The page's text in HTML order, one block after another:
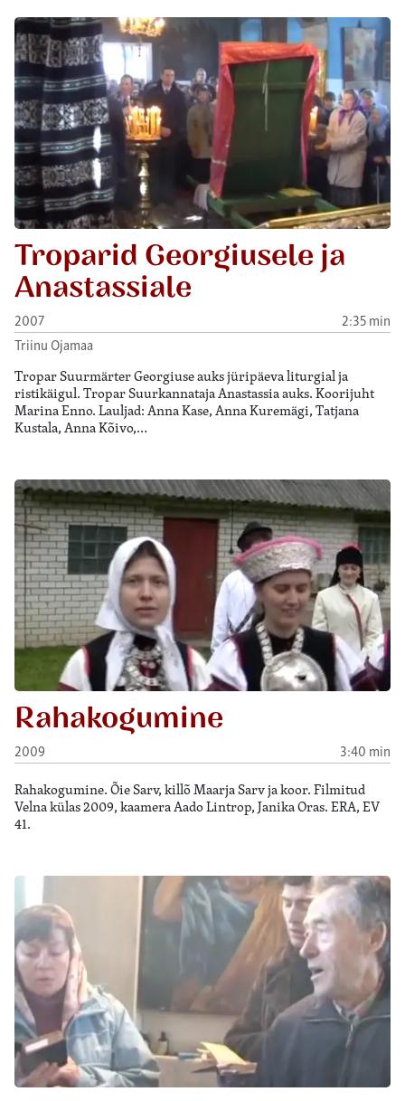
Troparid Georgiusele ja
Anastassiale
2007
2:35 min
Triinu Ojamaa
Tropar Suurmärter Georgiuse auks jüripäeva liturgial ja
ristikäigul. Tropar Suurkannataja Anastassia auks. Koorijuht
Marina Enno. Lauljad: Anna Kase, Anna Kuremägi, Tatjana
Kustala, Anna Kõivo,…
Rahakogumine
2009 3:40 min
Rahakogumine. Õie Sarv, killõ Maarja Sarv ja koor. Filmitud
Velna külas 2009, kaamera Aado Lintrop, Janika Oras. ERA, EV
41.